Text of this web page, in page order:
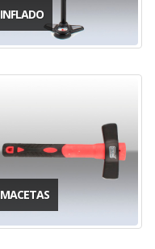
INFLADO
MACETAS